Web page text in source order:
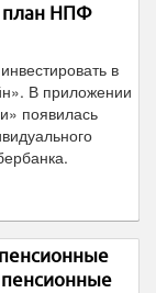
план НПФ
в
В приложении
появилась